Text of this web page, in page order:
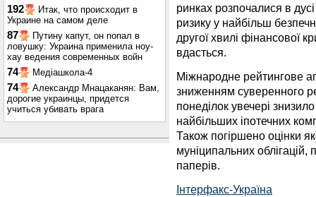
192
Итак, что происходит в
Украине на самом деле
87
Путину капут, он попал в
ловушку: Украина применила ноу-
хау ведения современных войн
74 Медіашкола-4
74
Александр Мнацаканян: Вам,
дорогие украинцы, придется
учиться убивать врага
ринках розпочалися в
ризику у найбільш
другої хвилі фінансової
вдасться.
Міжнародне рейтингове
зниженням суверенного
понеділок увечері
найбільших іпотечних
Також погіршено оцінки
муніципальних
паперів.
Інтерфакс-Україна